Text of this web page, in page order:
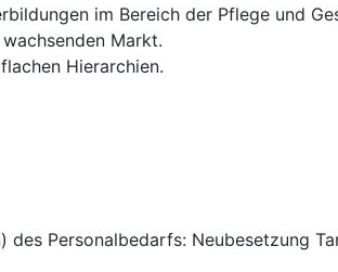
im Bereich der Pflege und
Markt.
Hierarchien.
des Personalbedarfs: Neubesetzung